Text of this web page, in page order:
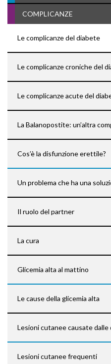
COMPLICANZE
Le complicanze del diabete
Le complicanze croniche del
Le complicanze acute del
La Balanopostite: un’altra
Cos’è la disfunzione erettile?
Un problema che ha una
Il ruolo del partner
La cura
Glicemia alta al mattino
Le cause della glicemia alta
Lesioni cutanee causate
Lesioni cutanee frequenti